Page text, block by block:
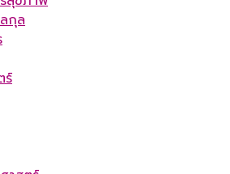
กุล
ร์